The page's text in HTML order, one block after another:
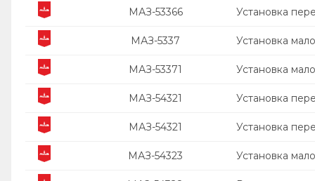
МАЗ-53366 Установка
МАЗ-5337 Установка
МАЗ-53371 Установка
МАЗ-54321 Установка
МАЗ-54321 Установка
МАЗ-54323 Установка